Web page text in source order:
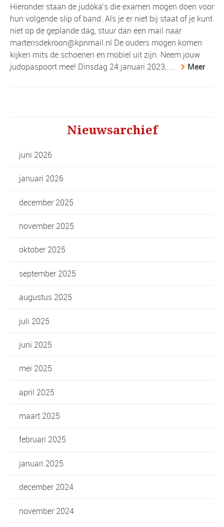
Hieronder staan de judoka’s die examen mogen doen voor
hun volgende slip of band. Als je er niet bij staat of je kunt
niet op de geplande dag, stuur dan een mail naar
martensdekroon@kpnmail.nl De ouders mogen komen
kijken mits de schoenen en mobiel uit zijn. Neem jouw
judopaspoort mee! Dinsdag 24 januari 2023, ...
Meer
Nieuwsarchief
juni 2026
januari 2026
december 2025
november 2025
oktober 2025
september 2025
augustus 2025
juli 2025
juni 2025
mei 2025
april 2025
maart 2025
februari 2025
januari 2025
december 2024
november 2024